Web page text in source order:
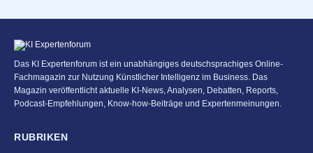
Das KI Expertenforum ist ein unabhängiges deutschsprachiges Online-
Fachmagazin zur Nutzung Künstlicher Intelligenz im Business. Das
Magazin veröffentlicht aktuelle KI-News, Analysen, Debatten, Reports,
Podcast-Empfehlungen, Know-how-Beiträge und Expertenmeinungen.
RUBRIKEN